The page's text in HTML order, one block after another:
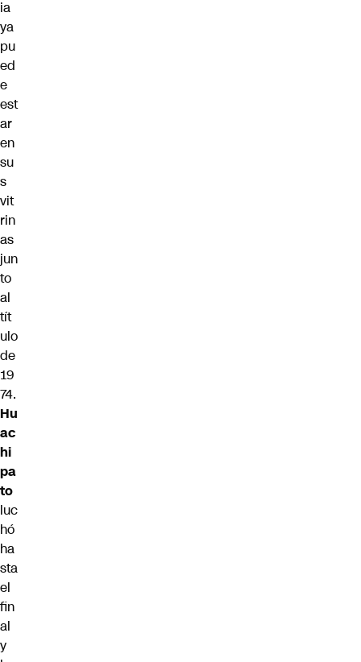
ia
ya
pu
ed
e
est
ar
en
su
s
vit
rin
as
jun
to
al
tít
ulo
de
19
74.
Hu
ac
hi
pa
to
luc
hó
ha
sta
el
fin
al
y